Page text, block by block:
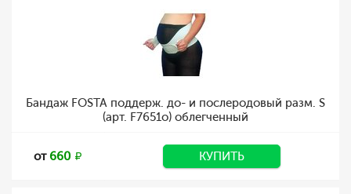
Бандаж FOSTA поддерж. до- и послеродовый разм. S
(арт. F7651о) облегченный
от660 КУПИТЬ